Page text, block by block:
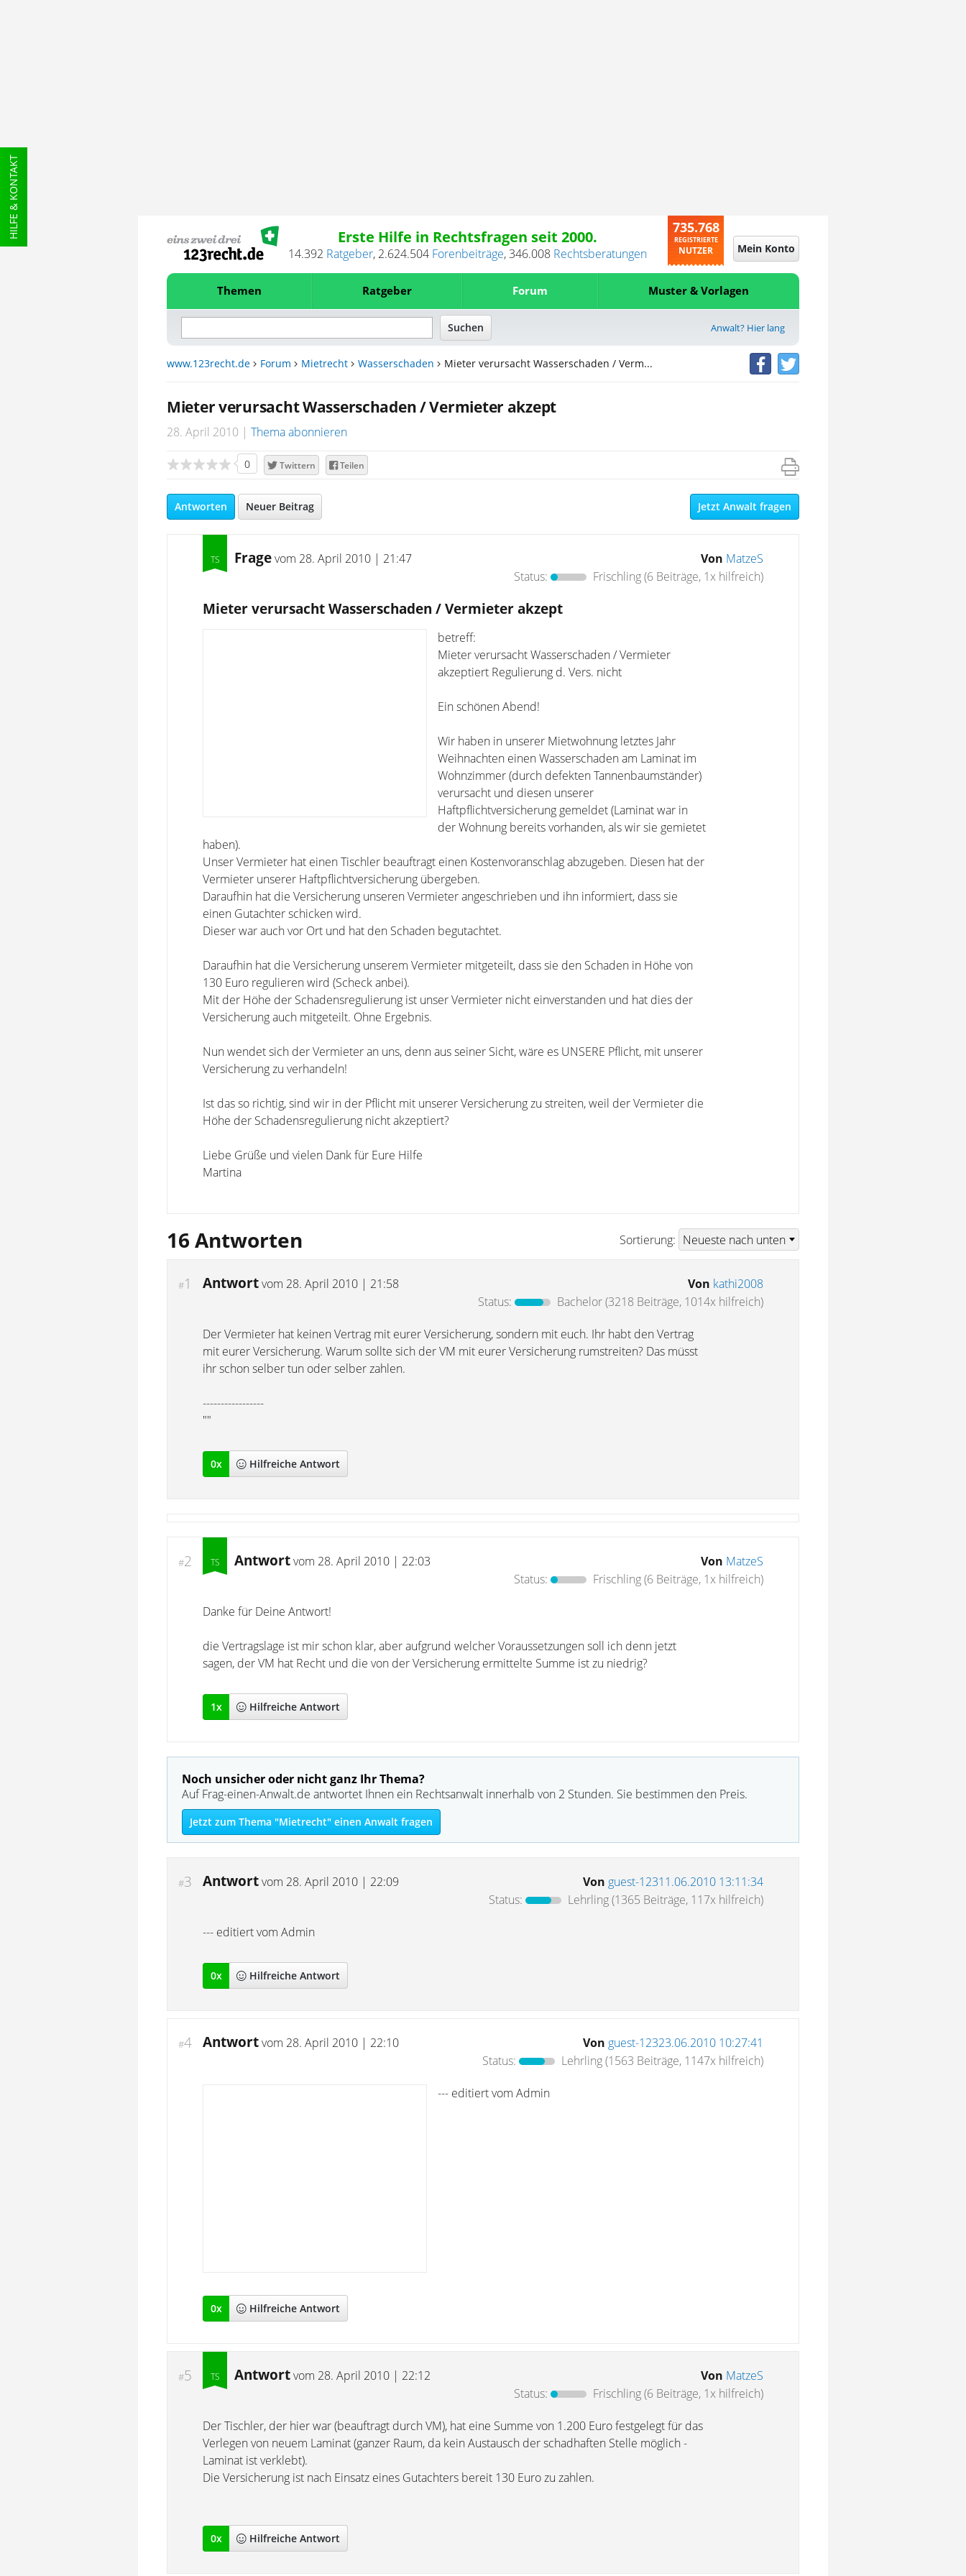
HILFE & KONTAKT Erste Hilfe in Rechtsfragen seit 2000.
14.392 Ratgeber, 2.624.504 Forenbeiträge,346.008 Rechtsberatungen
735.768
REGISTRIERTE
NUTZER Mein Konto
Themen Ratgeber Forum Muster & Vorlagen
Anwalt? Hier lang
www.123recht.de Forum Mietrecht Wasserschaden Mieter verursacht Wasserschaden / Verm...
Mieter verursacht Wasserschaden / Vermieter akzept
28. April 2010 Thema abonnieren
0 Twittern Teilen
Antworten Neuer Beitrag Jetzt Anwalt fragen
Fragevom 28. April 2010 | 21:47 Von MatzeS
Status:
Frischling(6 Beiträge, 1x hilfreich)
Mieter verursacht Wasserschaden / Vermieter akzept
betreff:
Mieter verursacht Wasserschaden / Vermieter
akzeptiert Regulierung d. Vers. nicht
Ein schönen Abend!
Wir haben in unserer Mietwohnung letztes Jahr
Weihnachten einen Wasserschaden am Laminat im
Wohnzimmer (durch defekten Tannenbaumständer)
verursacht und diesen unserer
Haftpflichtversicherung gemeldet (Laminat war in
der Wohnung bereits vorhanden, als wir sie gemietet
haben).
Unser Vermieter hat einen Tischler beauftragt einen Kostenvoranschlag abzugeben. Diesen hat der
Vermieter unserer Haftpflichtversicherung übergeben.
Daraufhin hat die Versicherung unseren Vermieter angeschrieben und ihn informiert, dass sie
einen Gutachter schicken wird.
Dieser war auch vor Ort und hat den Schaden begutachtet.
Daraufhin hat die Versicherung unserem Vermieter mitgeteilt, dass sie den Schaden in Höhe von
130 Euro regulieren wird (Scheck anbei).
Mit der Höhe der Schadensregulierung ist unser Vermieter nicht einverstanden und hat dies der
Versicherung auch mitgeteilt. Ohne Ergebnis.
Nun wendet sich der Vermieter an uns, denn aus seiner Sicht, wäre es UNSERE Pflicht, mit unserer
Versicherung zu verhandeln!
Ist das so richtig, sind wir in der Pflicht mit unserer Versicherung zu streiten, weil der Vermieter die
Höhe der Schadensregulierung nicht akzeptiert?
Liebe Grüße und vielen Dank für Eure Hilfe
Martina
16 Antworten Sortierung:
#1 Antwortvom 28. April 2010 | 21:58 Von kathi2008
Status:
Bachelor(3218 Beiträge, 1014x hilfreich)
Der Vermieter hat keinen Vertrag mit eurer Versicherung, sondern mit euch. Ihr habt den Vertrag
mit eurer Versicherung. Warum sollte sich der VM mit eurer Versicherung rumstreiten? Das müsst
ihr schon selber tun oder selber zahlen.
-----------------
""
0x Hilfreiche Antwort
#2 Antwortvom 28. April 2010 | 22:03 Von MatzeS
Status:
Frischling(6 Beiträge, 1x hilfreich)
Danke für Deine Antwort!
die Vertragslage ist mir schon klar, aber aufgrund welcher Voraussetzungen soll ich denn jetzt
sagen, der VM hat Recht und die von der Versicherung ermittelte Summe ist zu niedrig?
1x Hilfreiche Antwort
Noch unsicher oder nicht ganz Ihr Thema?
Auf Frag-einen-Anwalt.de antwortet Ihnen ein Rechtsanwalt innerhalb von 2 Stunden. Sie bestimmen den Preis.
Jetzt zum Thema "Mietrecht" einen Anwalt fragen
#3 Antwortvom 28. April 2010 | 22:09 Von guest-12311.06.2010 13:11:34
Status:
Lehrling(1365 Beiträge, 117x hilfreich)
--- editiert vom Admin
0x Hilfreiche Antwort
#4 Antwortvom 28. April 2010 | 22:10 Von guest-12323.06.2010 10:27:41
Status:
Lehrling(1563 Beiträge, 1147x hilfreich)
--- editiert vom Admin
0x Hilfreiche Antwort
#5 Antwortvom 28. April 2010 | 22:12 Von MatzeS
Status:
Frischling(6 Beiträge, 1x hilfreich)
Der Tischler, der hier war (beauftragt durch VM), hat eine Summe von 1.200 Euro festgelegt für das
Verlegen von neuem Laminat (ganzer Raum, da kein Austausch der schadhaften Stelle möglich -
Laminat ist verklebt).
Die Versicherung ist nach Einsatz eines Gutachters bereit 130 Euro zu zahlen.
0x Hilfreiche Antwort